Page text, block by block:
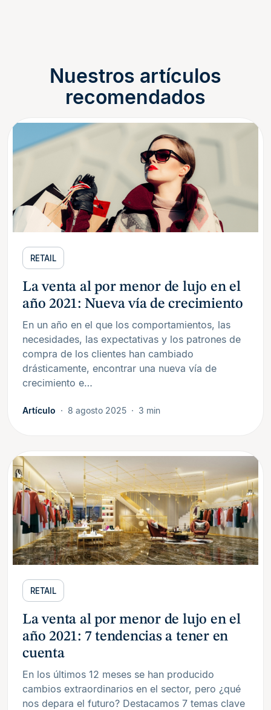
Nuestros artículos
recomendados
RETAIL
La venta al por menor de lujo en el
año 2021: Nueva vía de crecimiento
En un año en el que los comportamientos, las
necesidades, las expectativas y los patrones de
compra de los clientes han cambiado
drásticamente, encontrar una nueva vía de
crecimiento e…
Artículo 8 agosto 2025 3 min
RETAIL
La venta al por menor de lujo en el
año 2021: 7 tendencias a tener en
cuenta
En los últimos 12 meses se han producido
cambios extraordinarios en el sector, pero ¿qué
nos depara el futuro? Destacamos 7 temas clave